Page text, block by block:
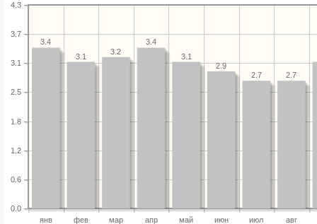
янв фев мар апр май июн июл авг
0.0
0.6
1.2
1.8
2.5
3.1
3.7
4.3
2.7
2.7
2.9
3.1
3.4
3.2
3.1
3.4